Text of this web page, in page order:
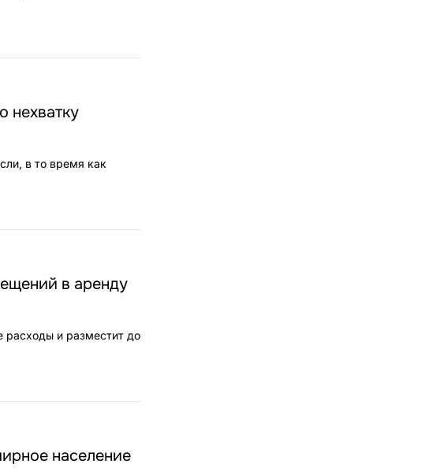
нехватку
в то время как
в аренду
расходы и разместит до
население